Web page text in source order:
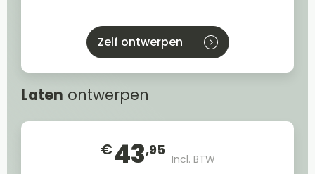
Zelf ontwerpen
Laten ontwerpen
€43,95
Incl. BTW